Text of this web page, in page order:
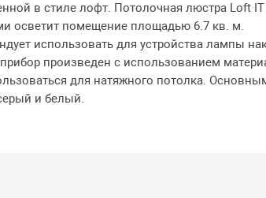
в стиле лофт. Потолочная люстра Loft IT
осветит помещение площадью 6.7 кв. м.
использовать для устройства лампы
произведен с использованием
для натяжного потолка.
и белый.